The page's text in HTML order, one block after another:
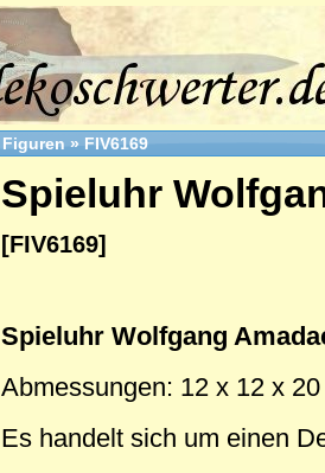
Figuren » FIV6169
Spieluhr
[FIV6169]
Spieluhr Wolfgang
Abmessungen: 12 x 12 x
Es handelt sich um einen